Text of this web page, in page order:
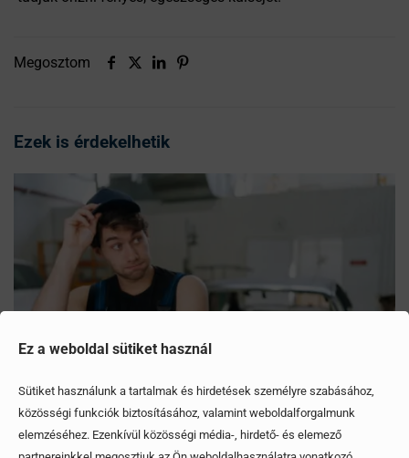
Ez a weboldal sütiket használ
Sütiket használunk a tartalmak és hirdetések személyre szabásához,
közösségi funkciók biztosításához, valamint weboldalforgalmunk
elemzéséhez. Ezenkívül közösségi média-, hirdető- és elemező
Megosztom
Ezek is érdekelhetik